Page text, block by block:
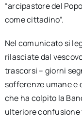
“arcipastore del
come cittadino”.
Nel comunicato si
rilasciate dal
trascorsi – giorni
sofferenze umane e
che ha colpito la
ulteriore confusione